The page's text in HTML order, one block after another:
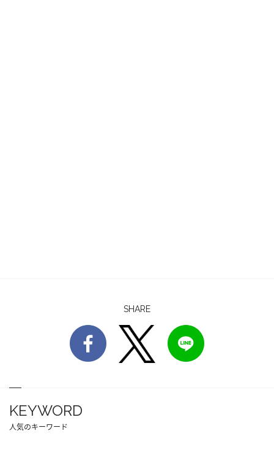
SHARE
KEYWORD
人気のキーワード